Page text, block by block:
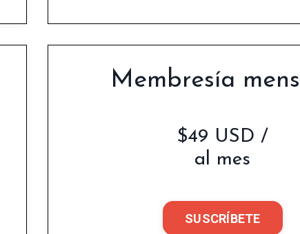
Membresía
$49 USD /
al mes
SUSCRÍBETE